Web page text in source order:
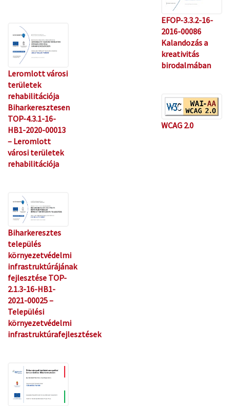
Leromlott városi
területek
rehabilitációja
Biharkeresztesen
TOP-4.3.1-16-
HB1-2020-00013
– Leromlott
városi területek
rehabilitációja
Biharkeresztes
település
környezetvédelmi
infrastruktúrájának
fejlesztése TOP-
2.1.3-16-HB1-
2021-00025 –
Települési
környezetvédelmi
infrastruktúrafejlesztések
EFOP-3.3.2-16-
2016-00086
Kalandozás a
kreativitás
birodalmában
WCAG 2.0